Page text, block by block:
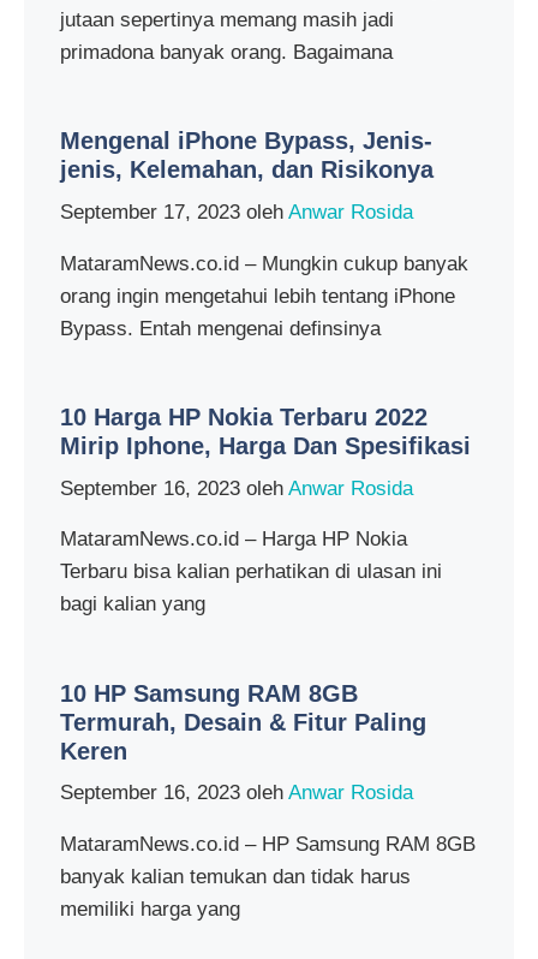
jutaan sepertinya memang masih jadi
primadona banyak orang. Bagaimana
Mengenal iPhone Bypass, Jenis-
jenis, Kelemahan, dan Risikonya
September 17, 2023 oleh Anwar Rosida
MataramNews.co.id – Mungkin cukup banyak
orang ingin mengetahui lebih tentang iPhone
Bypass. Entah mengenai definsinya
10 Harga HP Nokia Terbaru 2022
Mirip Iphone, Harga Dan Spesifikasi
September 16, 2023 oleh Anwar Rosida
MataramNews.co.id – Harga HP Nokia
Terbaru bisa kalian perhatikan di ulasan ini
bagi kalian yang
10 HP Samsung RAM 8GB
Termurah, Desain & Fitur Paling
Keren
September 16, 2023 oleh Anwar Rosida
MataramNews.co.id – HP Samsung RAM 8GB
banyak kalian temukan dan tidak harus
memiliki harga yang